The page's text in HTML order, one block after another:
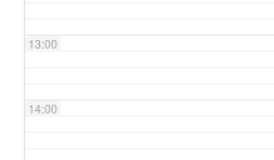
13:00
14:00